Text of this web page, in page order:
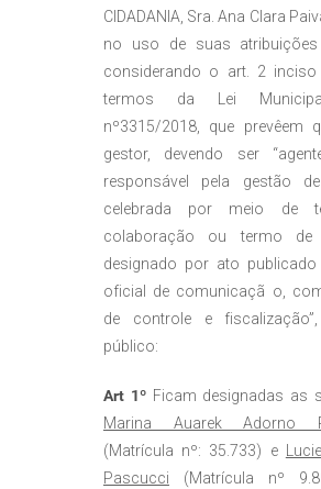
CIDADANIA, Sra. Ana Clara
no uso de suas atribuições
considerando o art. 2
termos da Lei
nº3315/2018, que prevêem
gestor, devendo ser
responsável pela gestão
celebrada por meio de
colaboração ou termo de
designado por ato
oficial de comunicaçã o,
de controle e
público:
Art 1ºFicam designadas as
Marina Auarek Adorno
(Matrícula nº: 35.733) e
Pascucci (Matrícula nº